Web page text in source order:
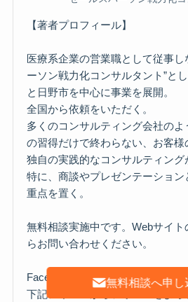
【著者プロフィール】
医療系企業の営業職として従事し
ーソン戦力化コンサルタント”と
と日野市を中心に事業を展開。
全国から依頼をいただく。
多くのコンサルティング会社の
の習得だけで終わらない、お客様
独自の実践的なコンサルティング
特に、商談やプレゼンテーション
重点を置く。
無料相談実施中です。Webサイ
らお問い合わせください。
FacebookやInstagramでも役立つ
下記アイコンからフォローをよ
無料相談へ申し